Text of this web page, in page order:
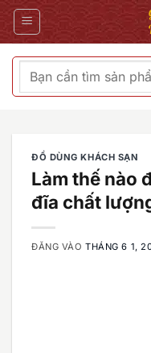
Bỏ
qua
Tìm
kiếm:
ĐỒ DÙNG KHÁCH SẠN
Làm thế nào
đĩa chất
ĐĂNG VÀOTHÁNG 6 1,